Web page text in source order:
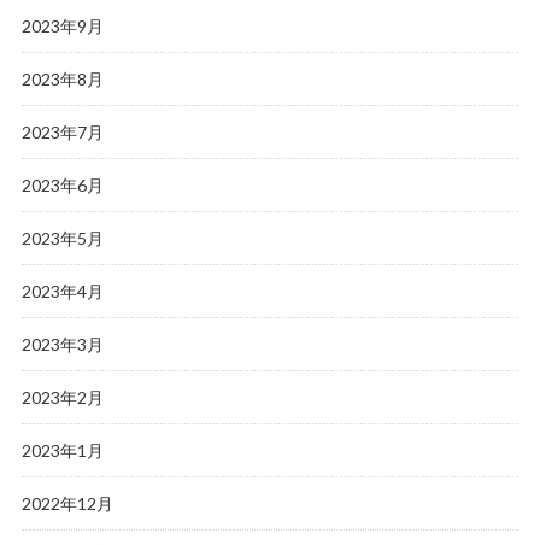
2023年9月
2023年8月
2023年7月
2023年6月
2023年5月
2023年4月
2023年3月
2023年2月
2023年1月
2022年12月